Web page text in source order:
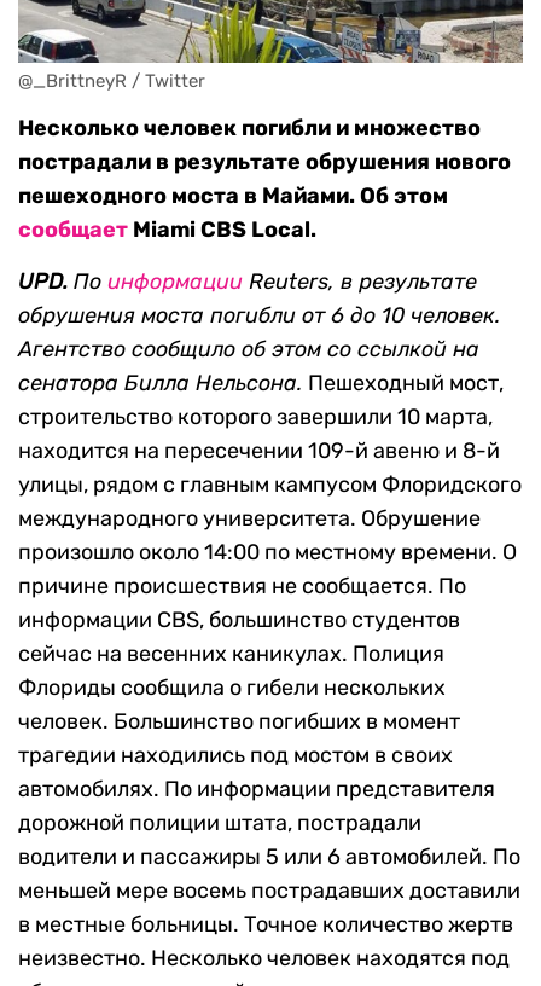
@_BrittneyR / Twitter
Несколько человек погибли и множество
пострадали в результате обрушения нового
пешеходного моста в Майами. Об этом
сообщает Miami CBS Local.
UPD. По информации Reuters, в результате
обрушения моста погибли от 6 до 10 человек.
Агентство сообщило об этом со ссылкой на
сенатора Билла Нельсона. Пешеходный мост,
строительство которого завершили 10 марта,
находится на пересечении 109-й авеню и 8-й
улицы, рядом с главным кампусом Флоридского
международного университета. Обрушение
произошло около 14:00 по местному времени. О
причине происшествия не сообщается. По
информации СBS, большинство студентов
сейчас на весенних каникулах. Полиция
Флориды сообщила о гибели нескольких
человек. Большинство погибших в момент
трагедии находились под мостом в своих
автомобилях. По информации представителя
дорожной полиции штата, пострадали
водители и пассажиры 5 или 6 автомобилей. По
меньшей мере восемь пострадавших доставили
в местные больницы. Точное количество жертв
неизвестно. Несколько человек находятся под